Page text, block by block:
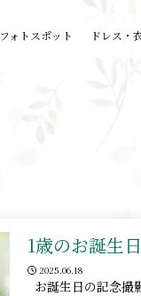
フォトスポット ドレス・
1歳のお誕生
2025.06.18
お誕生日の記念